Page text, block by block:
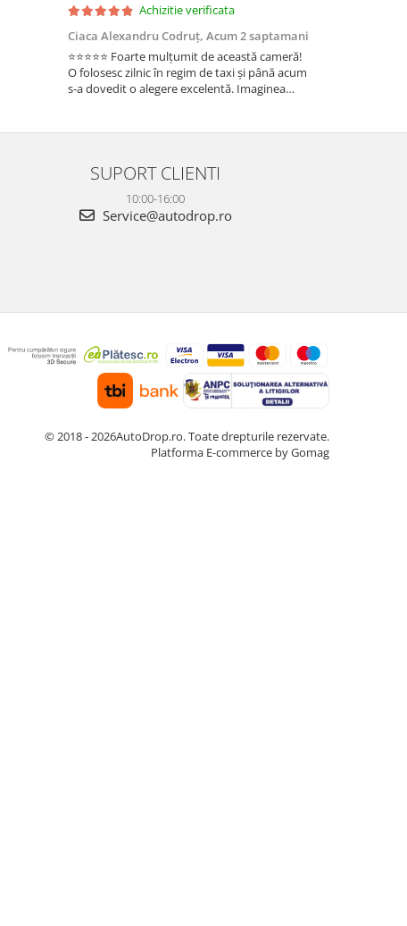
Achizitie verificata
Ciaca Alexandru Codruț, Acum 2 saptamani
⭐⭐⭐⭐⭐ Foarte mulțumit de această cameră!
O folosesc zilnic în regim de taxi și până acum
s-a dovedit o alegere excelentă. Imaginea
ma...
Fun...
SUPORT CLIENTI
10:00-16:00
Service@autodrop.ro
© 2018 - 2026AutoDrop.ro. Toate drepturile rezervate.
Platforma E-commerce by Gomag